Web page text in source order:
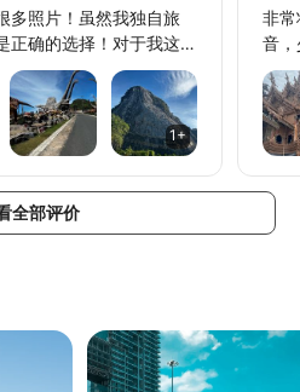
多照片！虽然我独自旅
正确的选择！对于我这种
来说，这非常完美，度过
友去泰国旅行，我一定会
1+
非
音
议
到
全部评价